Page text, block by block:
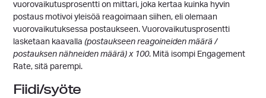
vuorovaikutusprosentti on mittari, joka kertaa kuinka hyvin
postaus motivoi yleisöä reagoimaan siihen, eli olemaan
vuorovaikutuksessa postaukseen. Vuorovaikutusprosentti
lasketaan kaavalla(postaukseen reagoineiden määrä /
postauksen nähneiden määrä) x 100. Mitä isompi Engagement
Rate, sitä parempi.
Fiidi/syöte